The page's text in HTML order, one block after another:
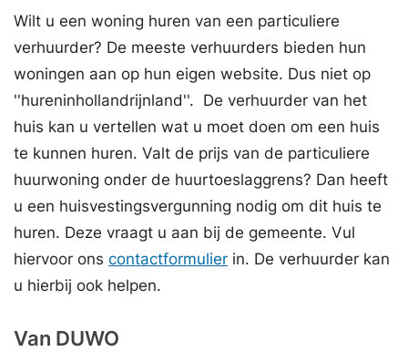
Wilt u een woning huren van een particuliere
verhuurder? De meeste verhuurders bieden hun
woningen aan op hun eigen website. Dus niet op
''hureninhollandrijnland''. De verhuurder van het
huis kan u vertellen wat u moet doen om een huis
te kunnen huren. Valt de prijs van de particuliere
huurwoning onder de huurtoeslaggrens? Dan heeft
u een huisvestingsvergunning nodig om dit huis te
huren. Deze vraagt u aan bij de gemeente. Vul
hiervoor ons contactformulier in. De verhuurder kan
u hierbij ook helpen.
Van DUWO